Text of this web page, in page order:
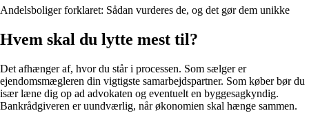
Andelsboliger forklaret: Sådan vurderes de, og det gør dem unikke
Hvem skal du lytte mest til?
Det afhænger af, hvor du står i processen. Som sælger er
ejendomsmægleren din vigtigste samarbejdspartner. Som køber bør du
især læne dig op ad advokaten og eventuelt en byggesagkyndig.
Bankrådgiveren er uundværlig, når økonomien skal hænge sammen.